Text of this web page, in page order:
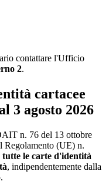
contattare l'Ufficio
2.
cartacee
3 agosto 2026
n. 76 del 13 ottobre
Regolamento (UE) n.
tutte le carte d'identità
, indipendentemente dalla